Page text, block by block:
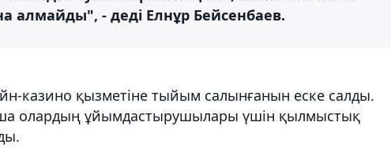
алмайды", - деді Елнұр Бейсенбаев.
казино қызметіне тыйым салынғанын еске салды.
олардың ұйымдастырушылары үшін қылмыстық